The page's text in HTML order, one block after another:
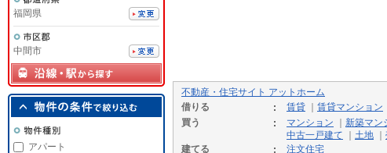
不動産・住宅サイト アットホーム
借りる
賃貸 賃貸マンション
買う
マンション 新築マン
中古一戸建て
土地
建てる
注文住宅
福岡県
中間市
アパート